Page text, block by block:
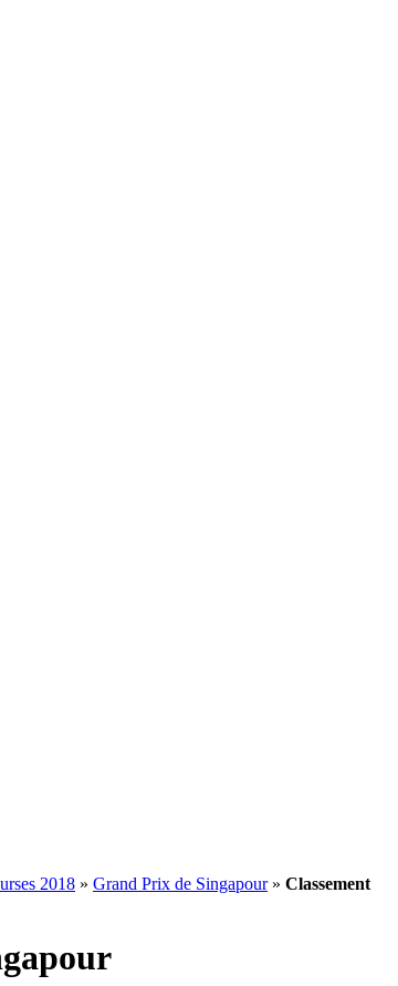
2018 » Grand Prix de Singapour» Classement